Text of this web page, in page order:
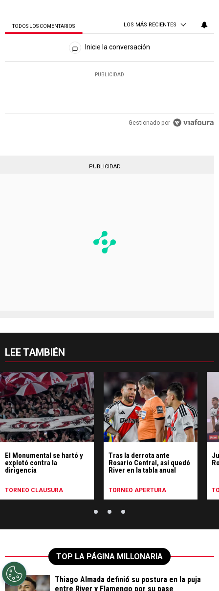
TODOS LOS COMENTARIOS LOS MÁS RECIENTES
Todos los comentarios
Inicie la conversación
PUBLICIDAD
Gestionado por
PUBLICIDAD
LEE TAMBIÉN
El Monumental se hartó y
explotó contra la
dirigencia
TORNEO CLAUSURA
Tras la derrota ante
Rosario Central, así quedó
River en la tabla anual
TORNEO APERTURA
TOP LA PÁGINA MILLONARIA
Thiago Almada definió su postura en la puja
entre River y Flamengo por su pase